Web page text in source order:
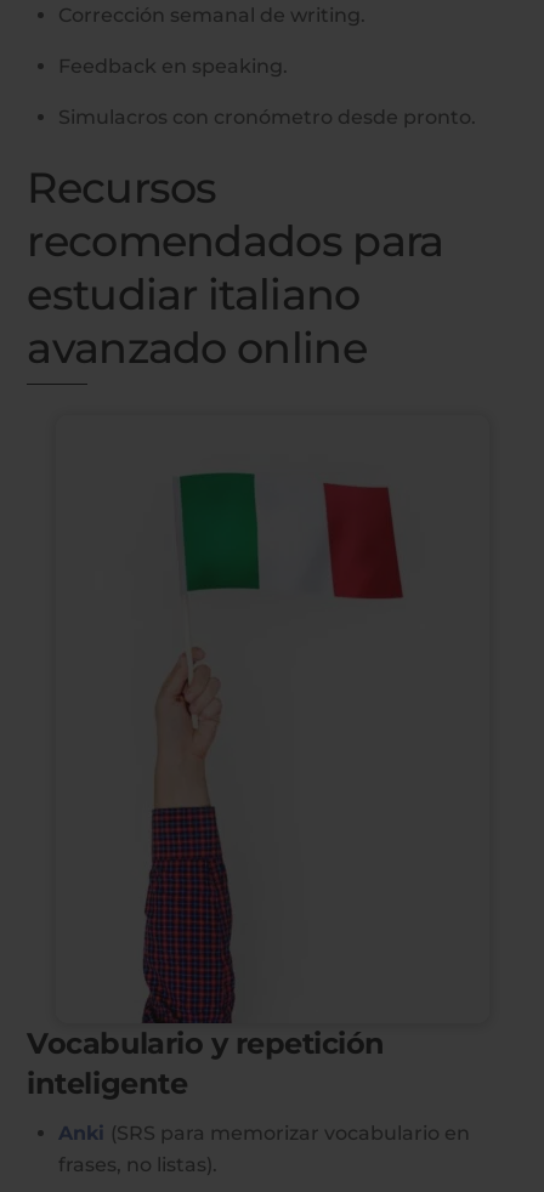
Corrección semanal de writing.
Feedback en speaking.
Simulacros con cronómetro desde pronto.
Recursos
recomendados para
estudiar italiano
avanzado online
Vocabulario y repetición
inteligente
Anki (SRS para memorizar vocabulario en
frases, no listas).